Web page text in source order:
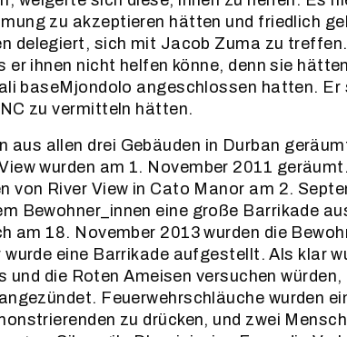
zu akzeptieren hätten und friedlich
delegiert, sich mit Jacob Zuma zu
ihnen nicht helfen könne, denn sie
baseMjondolo angeschlossen hatten.
zu vermitteln hätten.
aus allen drei Gebäuden in Durban
wurden am 1. November 2011
von River View in Cato Manor am 2.
Bewohner_innen eine große Barrikade
am 18. November 2013 wurden die
eine Barrikade aufgestellt. Als klar
die Roten Ameisen versuchen
Feuerwehrschläuche wurden
zu drücken, und zwei